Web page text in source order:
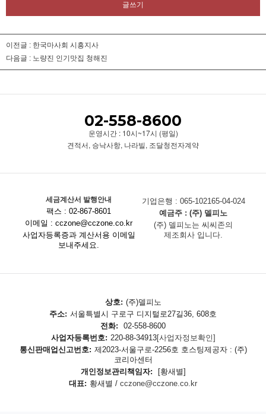
글쓰기
이전글 : 한국마사회 시흥지사
다음글 : 노량진 인기맛집 청해진
02-558-8600
운영시간 : 10시~17시 (평일)
견적서, 승낙사항, 나라빌, 조달청전자계약
세금계산서 발행안내
팩스 : 02-867-8601
이메일 : cczone@cczone.co.kr
사업자등록증과 계산서용 이메일
보내주세요.
기업은행 : 065-102165-04-024
예금주 : (주) 델피노
(주) 델피노는 씨씨존의
제조회사 입니다.
상호: (주)델피노
주소: 서울특별시 구로구 디지털로27길36, 608호
전화:
02-558-8600
사업자등록번호: 220-88-34913[사업자정보확인]
통신판매업신고번호: 제2023-서울구로-2256호 호스팅제공자 : (주)
코리아센터
개인정보관리책임자:
[황새별]
대표: 황새별 / cczone@cczone.co.kr